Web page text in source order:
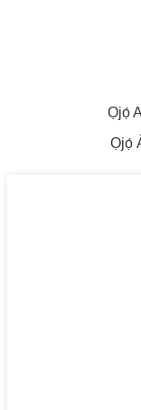
Ọjọ́
Ọjọ́